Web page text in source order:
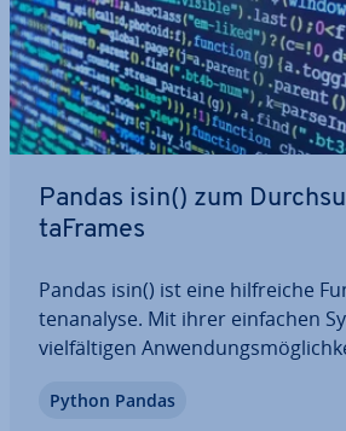
Pandas isin() zum
ta­Frames
Pandas isin() ist eine hilf­rei­che
ten­ana­ly­se. Mit ihrer einfachen
viel­fäl­ti­gen
bestimmte Werte in einem
Python Pandas